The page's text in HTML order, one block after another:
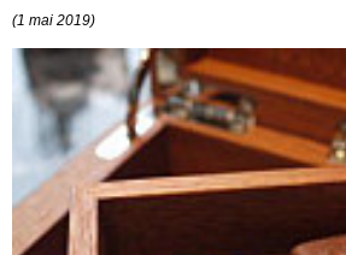
(1 mai 2019)